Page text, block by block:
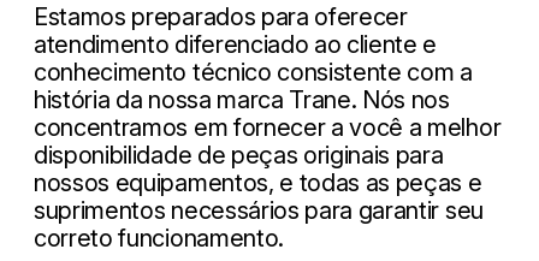
Estamos preparados para oferecer
atendimento diferenciado ao cliente e
conhecimento técnico consistente com a
história da nossa marca Trane. Nós nos
concentramos em fornecer a você a melhor
disponibilidade de peças originais para
nossos equipamentos, e todas as peças e
suprimentos necessários para garantir seu
correto funcionamento.